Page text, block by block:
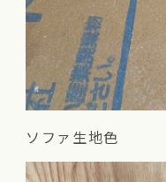
ソファ生地色